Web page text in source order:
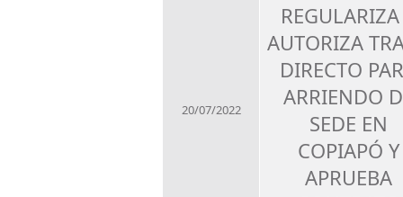
20/07/2022
AUTORIZA
DIRECTO
ARRIENDO
SEDE EN
COPIAPÓ Y
APRUEBA